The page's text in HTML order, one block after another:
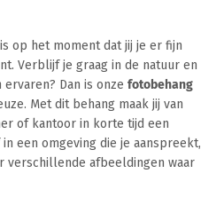
op het moment dat jij je er fijn
Verblijf je graag in de natuur en
Dan is onze fotobehang
Met dit behang maak jij van
of kantoor in korte tijd een
in een omgeving die je aanspreekt,
verschillende afbeeldingen waar